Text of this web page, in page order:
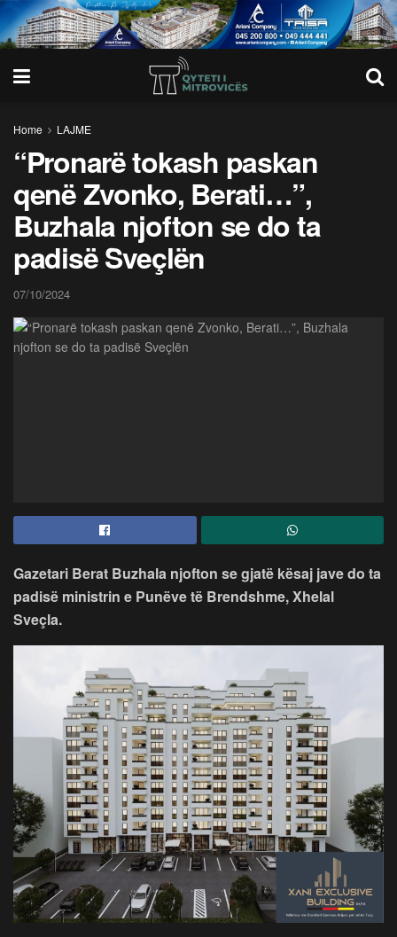
Home LAJME
“Pronarë tokash paskan
qenë Zvonko, Berati…”,
Buzhala njofton se do ta
padisë Sveçlën
07/10/2024
Gazetari Berat Buzhala njofton se gjatë kësaj jave do ta
padisë ministrin e Punëve të Brendshme, Xhelal
Sveçla.